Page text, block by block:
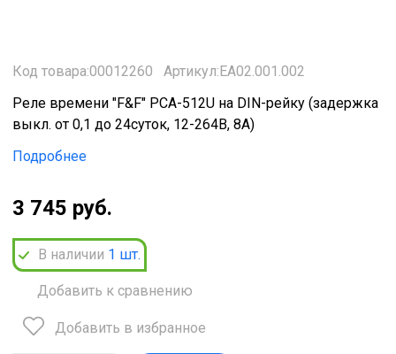
Код товара:00012260
Артикул:ЕА02.001.002
Реле времени "F&F" PCА-512U на DIN-рейку (задержка
выкл. от 0,1 до 24суток, 12-264В, 8А)
Подробнее
3 745 руб.
В наличии 1 шт.
Добавить к сравнению
Добавить в избранное